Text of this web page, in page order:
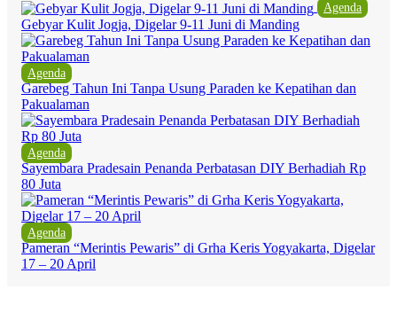
Agenda
Gebyar Kulit Jogja, Digelar 9-11 Juni di Manding
Agenda
Garebeg Tahun Ini Tanpa Usung Paraden ke Kepatihan dan
Pakualaman
Agenda
Sayembara Pradesain Penanda Perbatasan DIY Berhadiah Rp
80 Juta
Agenda
Pameran “Merintis Pewaris” di Grha Keris Yogyakarta, Digelar
17 – 20 April